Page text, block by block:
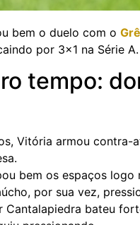
bem o duelo com o
por 3×1 na Série A.
tempo:
Vitória armou contra-
bem os espaços
por sua vez,
Cantalapiedra bateu